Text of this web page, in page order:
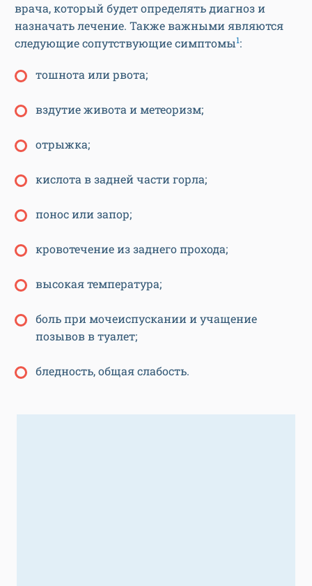
врача, который будет определять диагноз и
назначать лечение. Также важными являются
следующие сопутствующие симптомы1:
тошнота или рвота;
вздутие живота и метеоризм;
отрыжка;
кислота в задней части горла;
понос или запор;
кровотечение из заднего прохода;
высокая температура;
боль при мочеиспускании и учащение
позывов в туалет;
бледность, общая слабость.